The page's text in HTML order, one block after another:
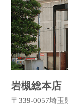
岩槻総本店
〒339-0057埼玉